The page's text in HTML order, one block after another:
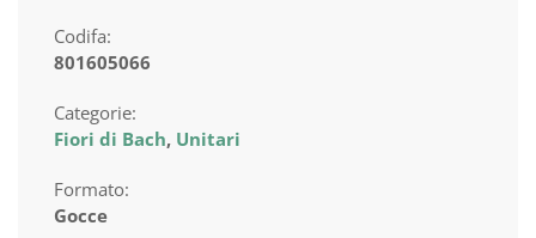
Codifa:
801605066
Categorie:
Fiori di Bach, Unitari
Formato:
Gocce